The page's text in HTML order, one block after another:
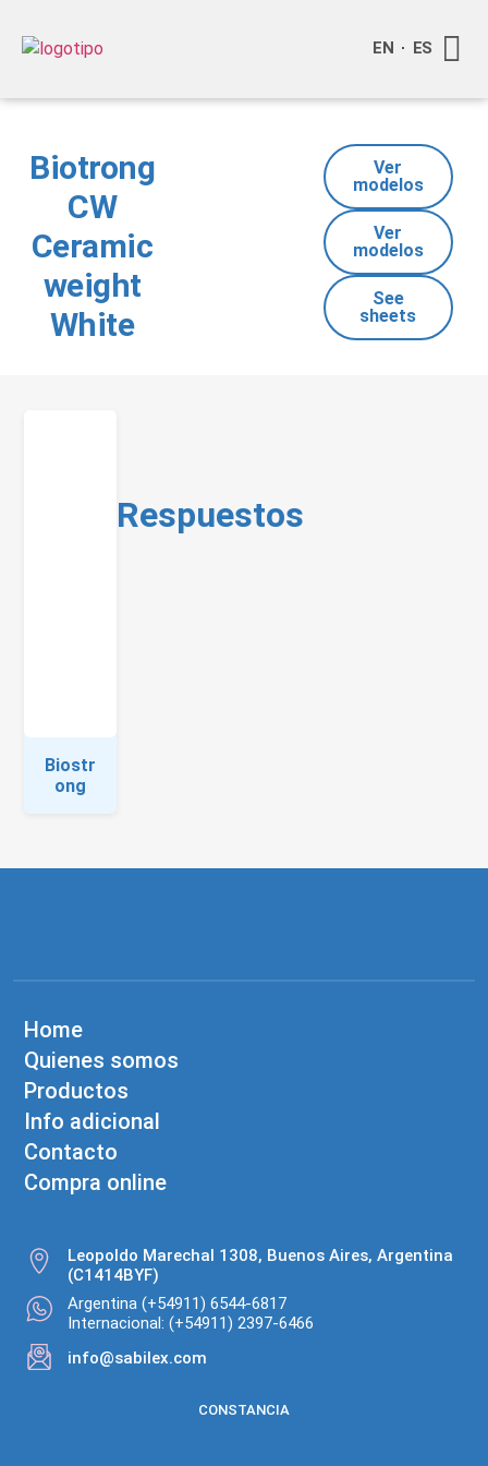
EN ES
Biotrong
CW
Ceramic
weight
White
Ver
modelos
Ver
modelos
See
sheets
Biostr
ong
Respuestos
Home
Quienes somos
Productos
Info adicional
Contacto
Compra online
Leopoldo Marechal 1308, Buenos Aires, Argentina
(C1414BYF)
Argentina (+54911) 6544-6817
Internacional: (+54911) 2397-6466
info@sabilex.com
CONSTANCIA